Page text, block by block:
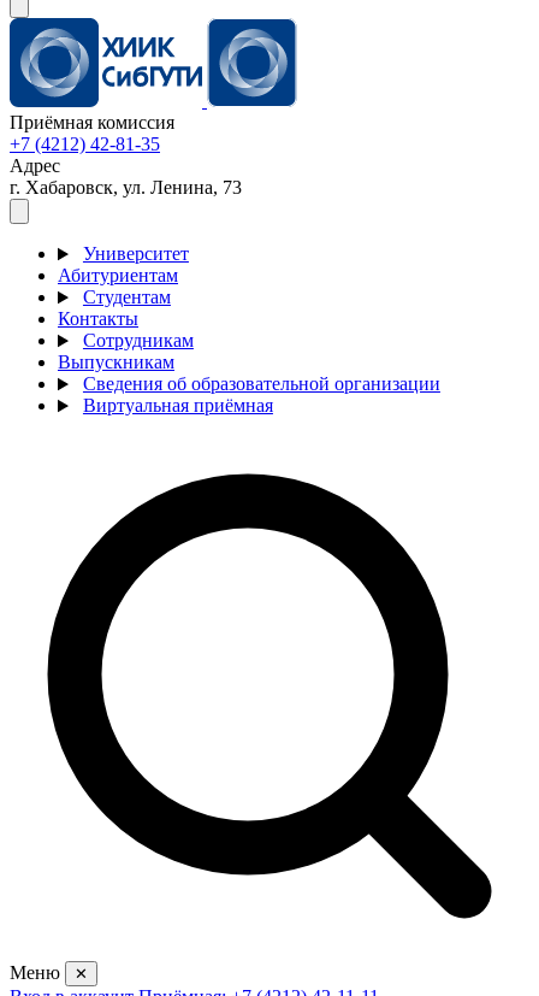
Приёмная комиссия
+7 (4212) 42-81-35
Адрес
г. Хабаровск, ул. Ленина, 73
Университет
Абитуриентам
Студентам
Контакты
Сотрудникам
Выпускникам
Сведения об образовательной организации
Виртуальная приёмная
Меню ✕